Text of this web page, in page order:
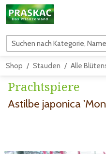
Shop Stauden Alle
Prachtspiere
Astilbe japonica